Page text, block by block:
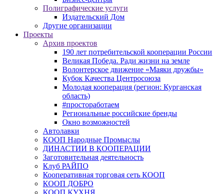
Полиграфические услуги
Издательский Дом
Другие организации
Проекты
Архив проектов
190 лет потребительской кооперации России
Великая Победа. Ради жизни на земле
Волонтерское движение «Маяки дружбы»
Кубок Качества Центросоюза
Молодая кооперация (регион: Курганская
область)
#простоработаем
Региональные российские бренды
Окно возможностей
Автолавки
КООП Народные Промыслы
ДИНАСТИИ В КООПЕРАЦИИ
Заготовительная деятельность
Клуб РАЙПО
Кооперативная торговая сеть КООП
КООП ДОБРО
КООП КУХНЯ